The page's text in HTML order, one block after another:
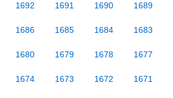
1692 1691 1690 1689
1686 1685 1684 1683
1680 1679 1678 1677
1674 1673 1672 1671